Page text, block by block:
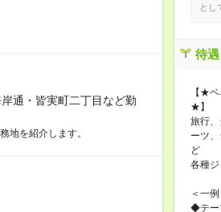
通・皆実町二丁目など勤
を紹介します。
とし
待
【★
★】
旅行
ーツ
ど
各種ジ
＜一例
◆テー